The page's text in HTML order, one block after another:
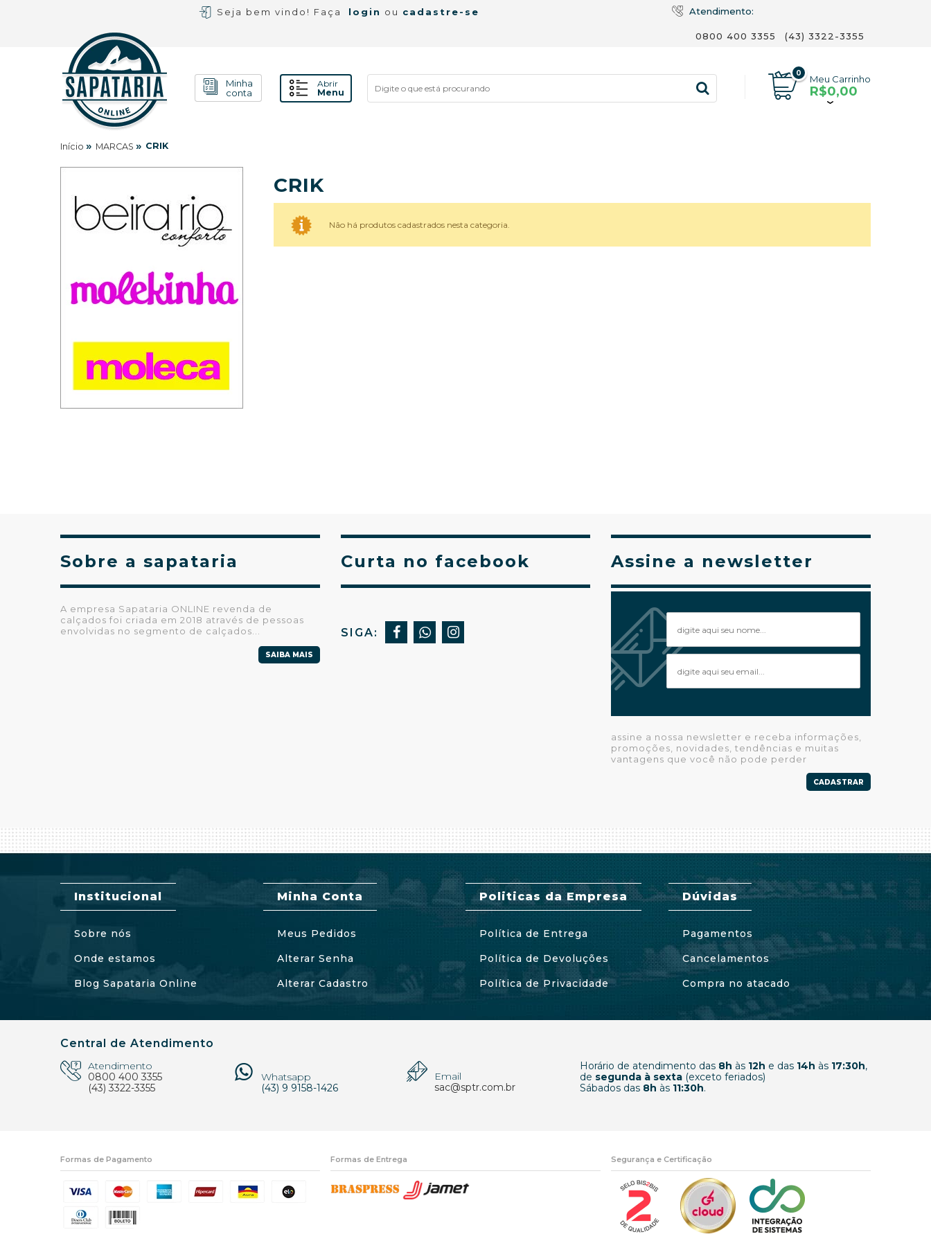
Seja bem vindo! Faça login ou cadastre-se Atendimento:
0800 400 3355 (43) 3322-3355
Minha
conta
Abrir
Menu
0
Meu Carrinho
R$0,00
Início » MARCAS » CRIK
CRIK
Não há produtos cadastrados nesta categoria.
Sobre a sapataria
A empresa Sapataria ONLINE revenda de
calçados foi criada em 2018 através de pessoas
envolvidas no segmento de calçados...
SAIBA MAIS
Curta no facebook
SIGA:
Assine a newsletter
assine a nossa newsletter e receba informações,
promoções, novidades, tendências e muitas
vantagens que você não pode perder
CADASTRAR
Institucional
Sobre nós
Onde estamos
Blog Sapataria Online
Minha Conta
Meus Pedidos
Alterar Senha
Alterar Cadastro
Politicas da Empresa
Política de Entrega
Política de Devoluções
Política de Privacidade
Dúvidas
Pagamentos
Cancelamentos
Compra no atacado
Central de Atendimento
Atendimento
0800 400 3355
(43) 3322-3355
Whatsapp
(43) 9 9158-1426
Email
sac@sptr.com.br
Horário de atendimento das 8h às 12h e das 14h às 17:30h,
de segunda à sexta (exceto feriados)
Sábados das 8h às 11:30h.
Formas de Pagamento Formas de Entrega Segurança e Certificação